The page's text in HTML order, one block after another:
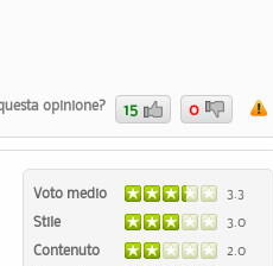
opinione? 15 0
Voto medio
3.3
Stile
3.0
Contenuto
2.0